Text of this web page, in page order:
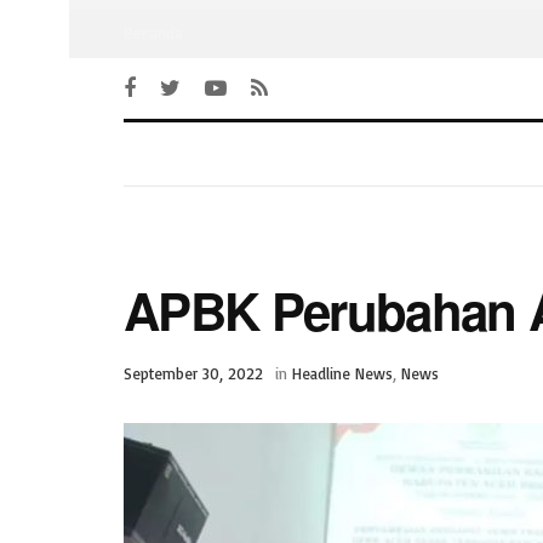
APBK Perubahan
September 30, 2022 in Headline News News